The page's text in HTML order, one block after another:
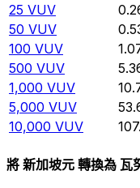
25 VUV
50 VUV
100 VUV
500 VUV
1,000 VUV
5,000 VUV
10,000 VUV
將 新加坡元 轉換為 瓦